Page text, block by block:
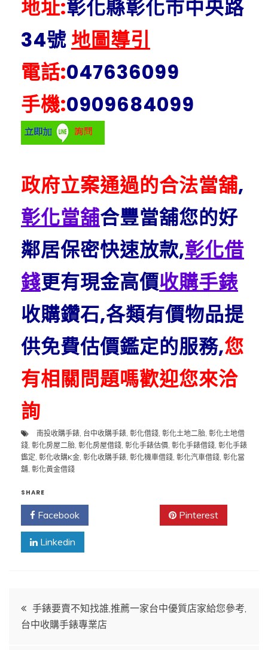
地址:彰化縣彰化市中央路
34號 地圖導引
電話:047636099
手機:0909684099
政府立案通過的合法當舖,
彰化當舖合豐當舖您的好
鄰居保密快速放款,彰化借
錢更有現金高價收購手錶
收購鑽石,各類有價物品提
供免費估價鑑定的服務,您
有相關問題嗎歡迎您來洽
詢
南投收購手錶, 台中收購手錶, 彰化借錢, 彰化土地二胎, 彰化土地借
錢, 彰化房屋二胎, 彰化房屋借錢, 彰化手錶估價, 彰化手錶借錢, 彰化手錶
鑑定, 彰化收購K金, 彰化收購手錶, 彰化機車借錢, 彰化汽車借錢, 彰化當
舖, 彰化黃金借錢
SHARE
Facebook Pinterest
Linkedin
文
章
手錶要賣不知找誰,推薦一家台中優質店家給您參考,
台中收購手錶專業店